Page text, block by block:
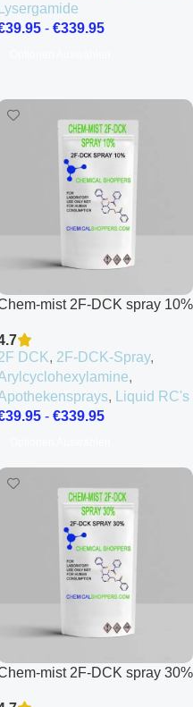
Lysergamide
39.95 - €339.95
mist 2F-DCK spray 10%
DCK, 2F-DCK-Spray,
,
,
Liquid RC's
39.95 - €339.95
mist 2F-DCK spray 30%